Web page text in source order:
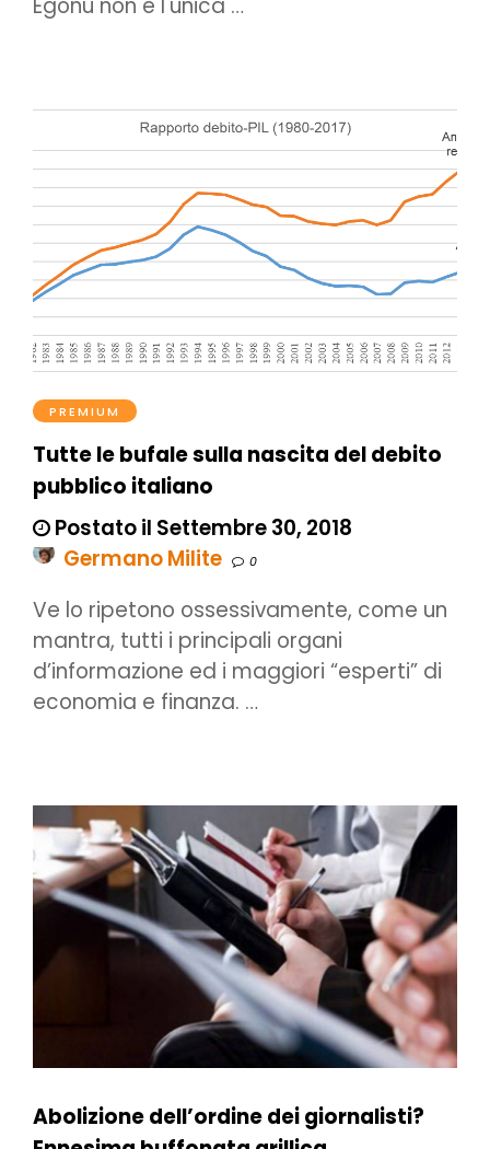
Egonu non è l'unica …
PREMIUM
Tutte le bufale sulla nascita del debito
pubblico italiano
Postato il Settembre 30, 2018
Germano Milite
0
Ve lo ripetono ossessivamente, come un
mantra, tutti i principali organi
d’informazione ed i maggiori “esperti” di
economia e finanza. …
Abolizione dell’ordine dei giornalisti?